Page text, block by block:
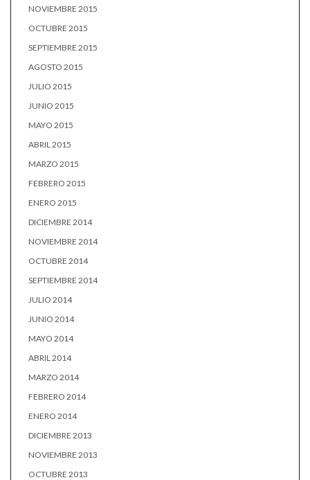
NOVIEMBRE 2015
OCTUBRE 2015
SEPTIEMBRE 2015
AGOSTO 2015
JULIO 2015
JUNIO 2015
MAYO 2015
ABRIL 2015
MARZO 2015
FEBRERO 2015
ENERO 2015
DICIEMBRE 2014
NOVIEMBRE 2014
OCTUBRE 2014
SEPTIEMBRE 2014
JULIO 2014
JUNIO 2014
MAYO 2014
ABRIL 2014
MARZO 2014
FEBRERO 2014
ENERO 2014
DICIEMBRE 2013
NOVIEMBRE 2013
OCTUBRE 2013